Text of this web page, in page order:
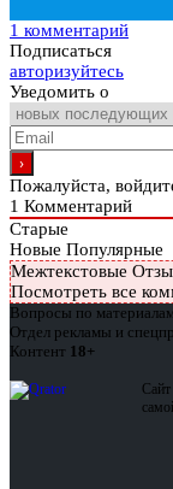
1 комментарий
Подписаться
авторизуйтесь
Уведомить о
Пожалуйста,
1 Комментарий
Старые
Новые Популярные
Межтекстовые
Посмотреть все
Вопросы по
Отдел рекламы и
Контент 18+